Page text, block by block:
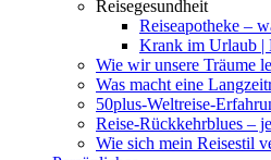
Reisegesundheit
Reiseapotheke –
Krank im Urlaub |
Wie wir unsere Träume
Was macht eine
50plus-Weltreise-
Reise-Rückkehrblues –
Wie sich mein Reisestil